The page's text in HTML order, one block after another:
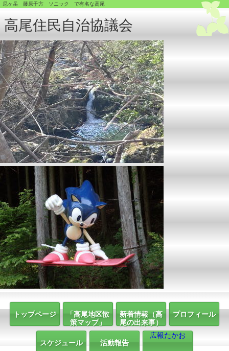
尼ヶ岳 藤原千方 ソニック で有名な高尾
高尾住民自治協議会
トップページ
「高尾地区散
策マップ」
新着情報（高
尾の出来事）
プロフィール
スケジュール 活動報告
広報たかお